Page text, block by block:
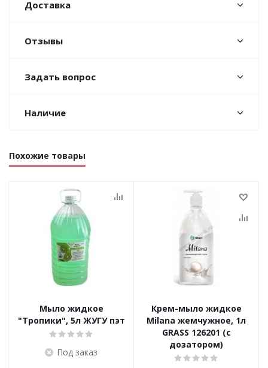
Доставка
Отзывы
Задать вопрос
Наличие
Похожие товары
Мыло жидкое
"Тропики", 5л ЖУГУ пэт
Под заказ
Крем-мыло жидкое
Milana жемчужное, 1л
GRASS 126201 (с
дозатором)